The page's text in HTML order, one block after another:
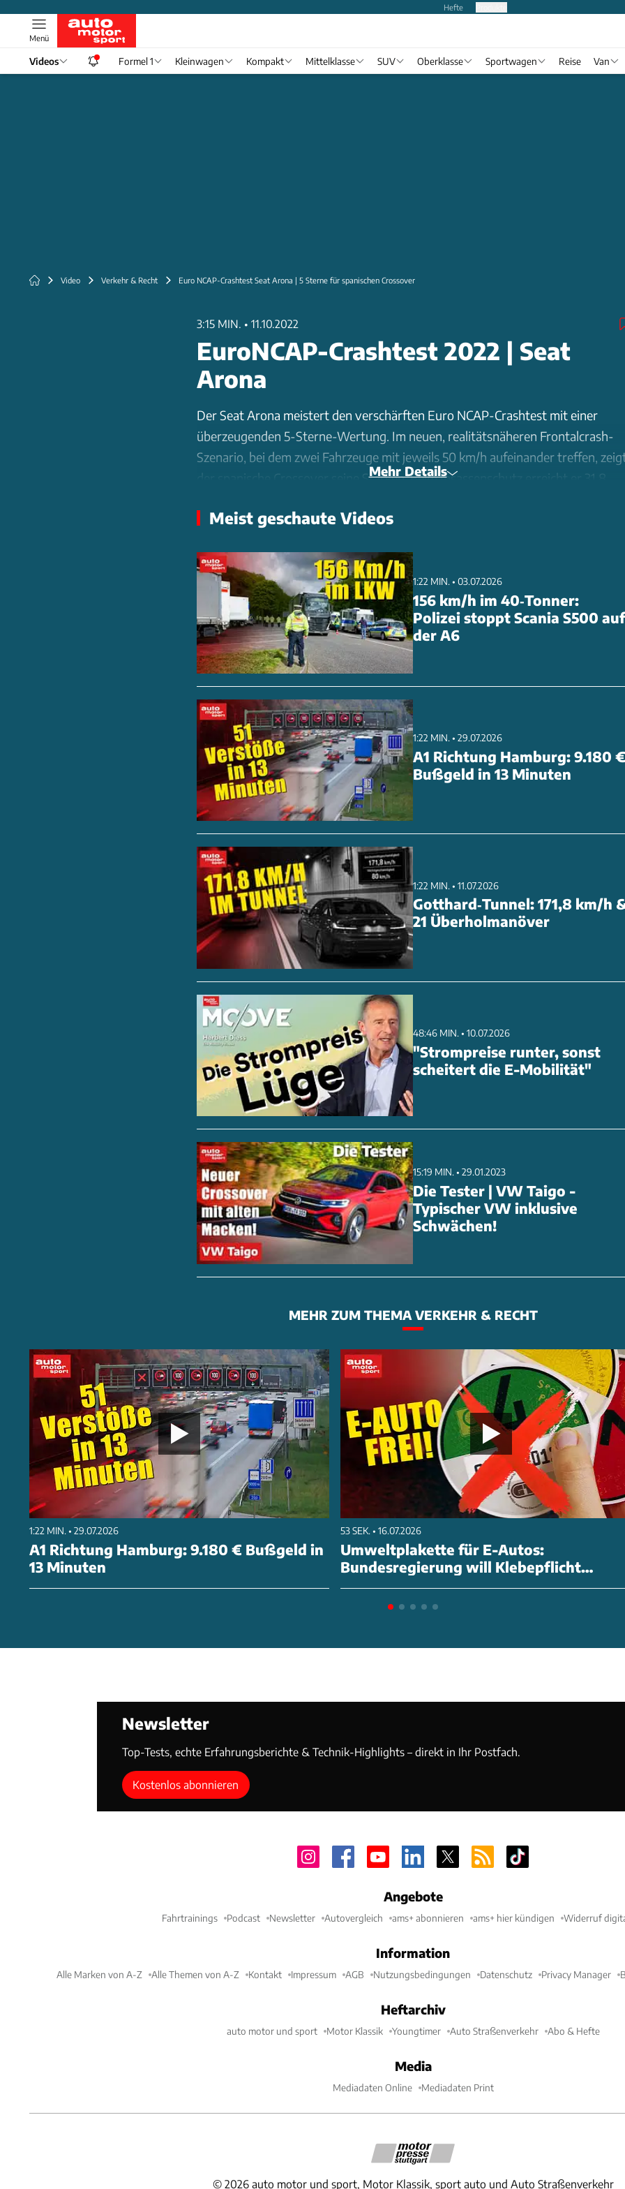
Hefte
Menü
Videos Formel 1 Kleinwagen Kompakt Mittelklasse SUV Oberklasse Sportwagen Reise Van
Video Verkehr & Recht Euro NCAP-Crashtest Seat Arona | 5 Sterne für spanischen Crossover
3:15 MIN. • 11.10.2022
EuroNCAP-Crashtest 2022 | Seat
Arona
Der Seat Arona meistert den verschärften Euro NCAP-Crashtest mit einer
überzeugenden 5-Sterne-Wertung. Im neuen, realitätsnäheren Frontalcrash-
Szenario, bei dem zwei Fahrzeuge mit jeweils 50 km/h aufeinander treffen,
der spanische Crossover seine Stärken. Beim Insassenschutz erreicht er 31,8
Seitenaufprall kritisiert wird. Die Kindersicherheit überzeugt mit 40,8 Punkten
Sicherheitsausstattung wird mit 11,3 Punkten (70%) bewertet. Besonders die
serienmäßigen Assistenzsysteme wie autonomes Bremsen und
Geschwindigkeitsassistent tragen zum guten Gesamtergebnis bei.
Mehr Details
Meist geschaute Videos
1:22 MIN. • 03.07.2026
156 km/h im 40‑Tonner:
Polizei stoppt Scania S500 auf
der A6
1:22 MIN. • 29.07.2026
A1 Richtung Hamburg: 9.180 €
Bußgeld in 13 Minuten
1:22 MIN. • 11.07.2026
Gotthard‑Tunnel: 171,8 km/h
21 Überholmanöver
48:46 MIN. • 10.07.2026
"Strompreise runter, sonst
scheitert die E-Mobilität"
15:19 MIN. • 29.01.2023
Die Tester | VW Taigo -
Typischer VW inklusive
Schwächen!
MEHR ZUM THEMA VERKEHR & RECHT
1:22 MIN. • 29.07.2026
A1 Richtung Hamburg: 9.180 € Bußgeld in
13 Minuten
53 SEK. • 16.07.2026
Umweltplakette für E-Autos:
Bundesregierung will Klebepflicht
abschaffen
Newsletter
Top-Tests, echte Erfahrungsberichte & Technik-Highlights – direkt in Ihr Postfach.
Kostenlos abonnieren
Angebote
Fahrtrainings Podcast Newsletter Autovergleich ams+ abonnieren ams+ hier kündigen Widerruf
Information
Alle Marken von A-Z Alle Themen von A-Z Kontakt Impressum AGB Nutzungsbedingungen Datenschutz Privacy Manager
Heftarchiv
auto motor und sport Motor Klassik Youngtimer Auto Straßenverkehr Abo & Hefte
Media
Mediadaten Online Mediadaten Print
© 2026 auto motor und sport, Motor Klassik, sport auto und Auto Straßenverkehr